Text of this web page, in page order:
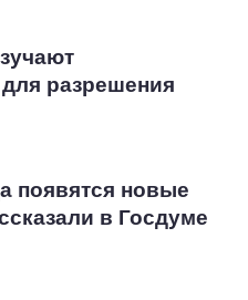
разрешения
появятся новые
в Госдуме